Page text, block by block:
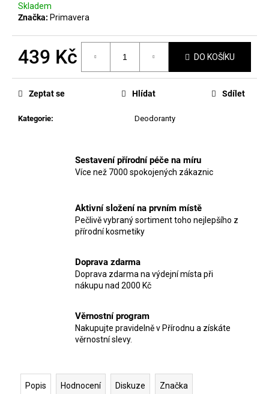
Skladem
Značka: Primavera
439 Kč DO KOŠÍKU
Kategorie: Deodoranty
Zeptat se Hlídat Sdílet
Sestavení přírodní péče na míru
Více než 7000 spokojených zákaznic
Aktivní složení na prvním místě
Pečlivě vybraný sortiment toho nejlepšího z
přírodní kosmetiky
Doprava zdarma
Doprava zdarma na výdejní místa při
nákupu nad 2000 Kč
Věrnostní program
Nakupujte pravidelně v Přírodnu a získáte
věrnostní slevy.
Popis Hodnocení Diskuze Značka
MANUCURIST
GEL
TOP
COAT
410
Kč